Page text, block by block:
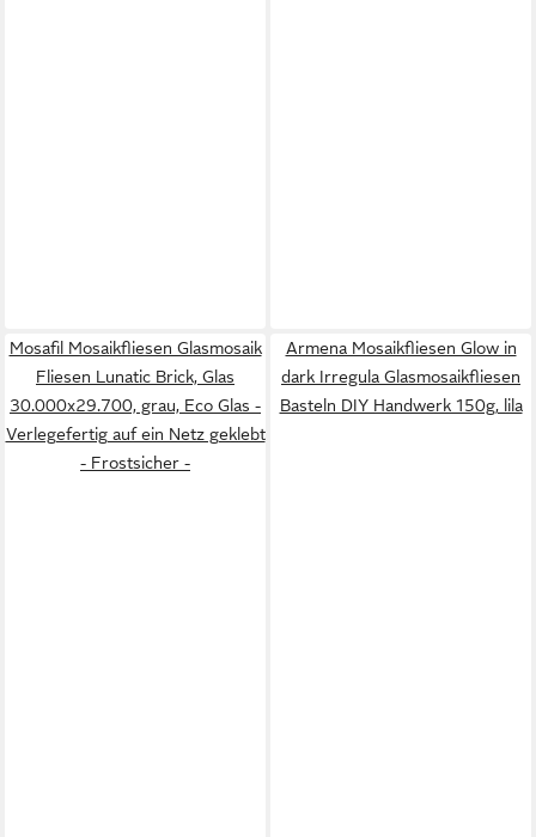
Mosafil Mosaikfliesen Glasmosaik
Fliesen Lunatic Brick, Glas
30.000x29.700, grau, Eco Glas -
Verlegefertig auf ein Netz geklebt
- Frostsicher -
Armena Mosaikfliesen Glow in
dark Irregula Glasmosaikfliesen
Basteln DIY Handwerk 150g, lila